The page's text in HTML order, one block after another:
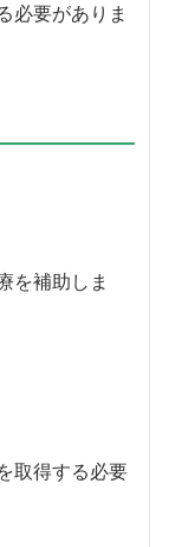
必要がありま
を補助しま
取得する必要